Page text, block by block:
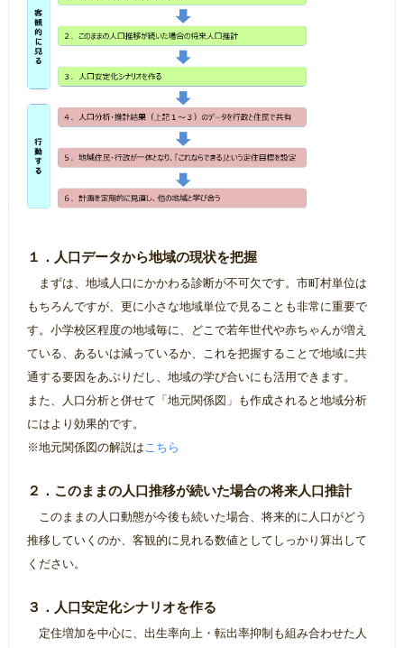
１．人口データから地域の現状を把握
まずは、地域人口にかかわる診断が不可欠です。市町村単位は
もちろんですが、更に小さな地域単位で見ることも非常に重要で
す。小学校区程度の地域毎に、どこで若年世代や赤ちゃんが増え
ている、あるいは減っているか、これを把握することで地域に共
通する要因をあぶりだし、地域の学び合いにも活用できます。
また、人口分析と併せて「地元関係図」も作成されると地域分析
にはより効果的です。
※地元関係図の解説は こちら
２．このままの人口推移が続いた場合の将来人口推計
このままの人口動態が今後も続いた場合、将来的に人口がどう
推移していくのか、客観的に見れる数値としてしっかり算出して
ください。
３．人口安定化シナリオを作る
定住増加を中心に、出生率向上・転出率抑制も組み合わせた人